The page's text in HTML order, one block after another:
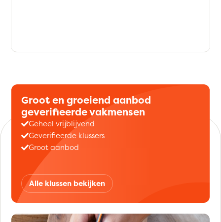
Groot en groeiend aanbod
geverifieerde vakmensen
Geheel vrijblijvend
Geverifieerde klussers
Groot aanbod
Alle klussen bekijken